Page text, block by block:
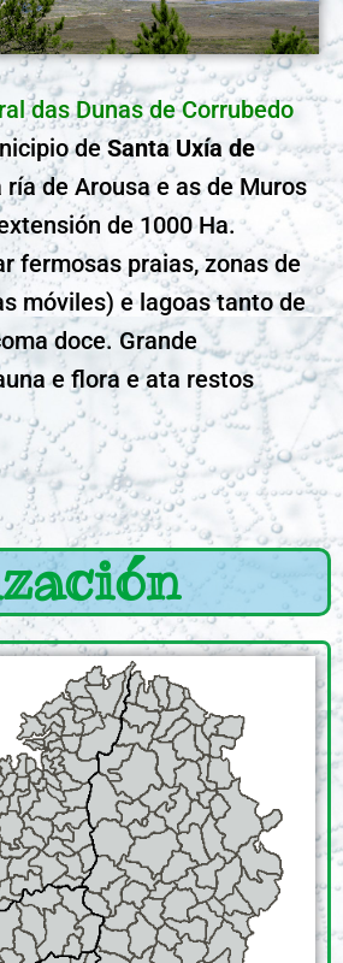
das Dunas de Corrubedo
deSanta Uxía de
ría de Arousa e as de Muros
de 1000 Ha.
fermosas praias, zonas de
móviles) e lagoas tanto de
doce. Grande
e flora e ata restos